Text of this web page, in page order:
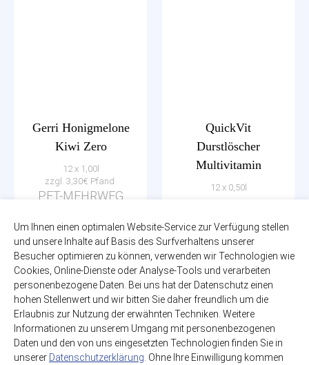
Gerri Honigmelone
Kiwi Zero
12 x 1,00l
zzgl. 3,30€ Pfand
PET-MEHRWEG
12,99€
(1,08€ / Liter)
QuickVit
Durstlöscher
Multivitamin
12 x 0,50l
8,50€
(1,42€ / Liter)
Um Ihnen einen optimalen Website-Service zur Verfügung stellen
und unsere Inhalte auf Basis des Surfverhaltens unserer
Besucher optimieren zu können, verwenden wir Technologien wie
Cookies, Online-Dienste oder Analyse-Tools und verarbeiten
personenbezogene Daten. Bei uns hat der Datenschutz einen
hohen Stellenwert und wir bitten Sie daher freundlich um die
Erlaubnis zur Nutzung der erwähnten Techniken. Weitere
Informationen zu unserem Umgang mit personenbezogenen
Daten und den von uns eingesetzten Technologien finden Sie in
unserer Datenschutzerklärung . Ohne Ihre Einwilligung kommen